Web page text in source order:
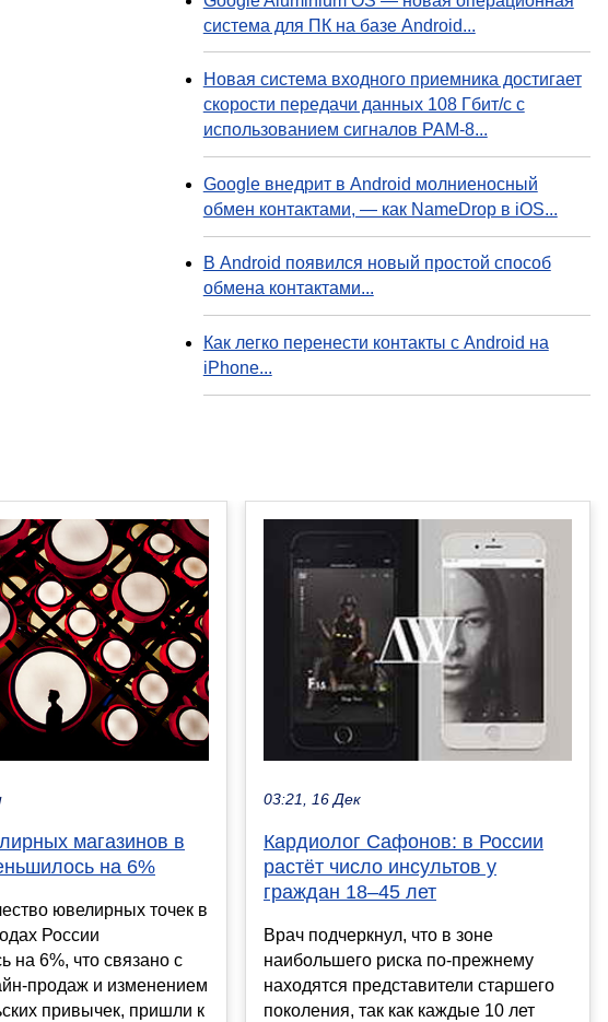
система для ПК на базе Android...
Новая система входного приемника достигает
скорости передачи данных 108 Гбит/с с
использованием сигналов PAM-8...
Google внедрит в Android молниеносный
обмен контактами, — как NameDrop в iOS...
В Android появился новый простой способ
обмена контактами...
Как легко перенести контакты с Android на
iPhone...
магазинов в
на 6%
ювелирных точек в
России
на 6%, что связано с
продаж и изменением
привычек, пришли к
03:21, 16 Дек
Кардиолог Сафонов: в России
растёт число инсультов у
граждан 18–45 лет
Врач подчеркнул, что в зоне
наибольшего риска по-прежнему
находятся представители старшего
поколения, так как каждые 10 лет